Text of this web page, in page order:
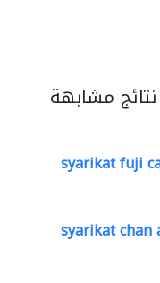
نتائج مشابهة
syarikat fuji
syarikat chan